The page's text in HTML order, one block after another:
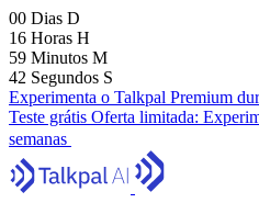
00 Dias D
16 Horas H
59 Minutos M
41 Segundos S
Experimenta o Talkpal Premium
Teste grátis Oferta limitada:
semanas